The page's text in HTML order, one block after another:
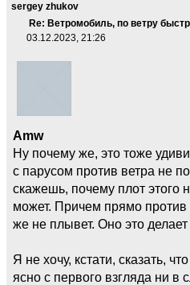
sergey zhukov
Re: Ветромобиль, по ветру
03.12.2023, 21:26
Amw
Ну почему же, это тоже
с парусом против ветра не
скажешь, почему плот этого
может. Причем прямо против
же не плывет. Оно это делает
Я не хочу, кстати, сказать,
ясно с первого взгляда ни в